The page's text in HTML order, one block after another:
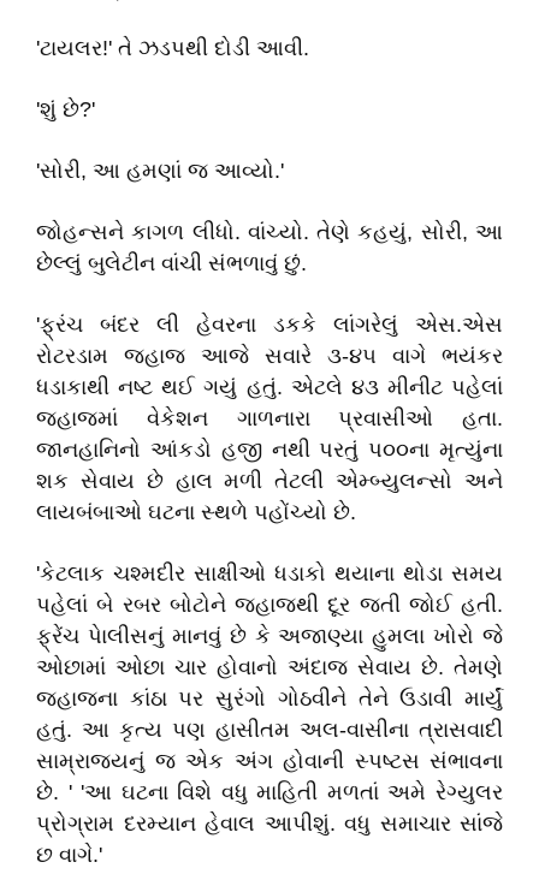
'ટાયલર!' તે ઝડપથી દોડી આવી.
'શું છે?'
'સોરી, આ હમણાં જ આવ્યો.'
જોહન્સને કાગળ લીધો. વાંચ્યો. તેણે કહયું, સોરી, આ
છેલ્લું બુલેટીન વાંચી સંભળાવું છું.
'ફ્રંચ બંદર લી હેવરના ડકકે લાંગરેલું એસ.એસ
રોટરડામ જહાજ આજે સવારે ૩-૪૫ વાગે ભયંકર
ધડાકાથી નષ્ટ થઈ ગયું હતું. એટલે ૪૩ મીનીટ પહેલાં
જહાજમાં વેકેશન ગાળનારા પ્રવાસીઓ હતા.
જાનહાનિનો આંકડો હજી નથી પરતું પ૦૦ના મૃત્યુંના
શક સેવાય છે હાલ મળી તેટલી એમ્બ્યુલન્સો અને
લાયબંબાઓ ઘટના સ્થળે પહોંચ્યો છે.
'કેટલાક ચશ્મદીર સાક્ષીઓ ધડાકો થયાના થોડા સમય
પહેલાં બે રબર બોટોને જહાજથી દૂર જતી જોઈ હતી.
ફ્રેંચ પેાલીસનું માનવું છે કે અજાણ્યા હુમલા ખોરો જે
ઓછામાં ઓછા ચાર હોવાનો અંદાજ સેવાય છે. તેમણે
જહાજના કાંઠા પર સુરંગો ગોઠવીને તેને ઉડાવી માર્યું
હતું. આ કૃત્ય પણ હાસીતમ અલ-વાસીના ત્રાસવાદી
સામ્રાજ્યનું જ એક અંગ હોવાની સ્પષ્ટસ સંભાવના
છે. ' 'આ ઘટના વિશે વધુ માહિતી મળતાં અમે રેગ્યુલર
પ્રોગ્રામ દરમ્યાન હેવાલ આપીશું. વધુ સમાચાર સાંજે
છ વાગે.'